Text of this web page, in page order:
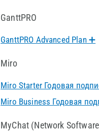
GanttPRO
GanttPRO Advanced Plan ➕
Miro
Miro Starter Годовая
Miro Business Годовая
MyChat (Network